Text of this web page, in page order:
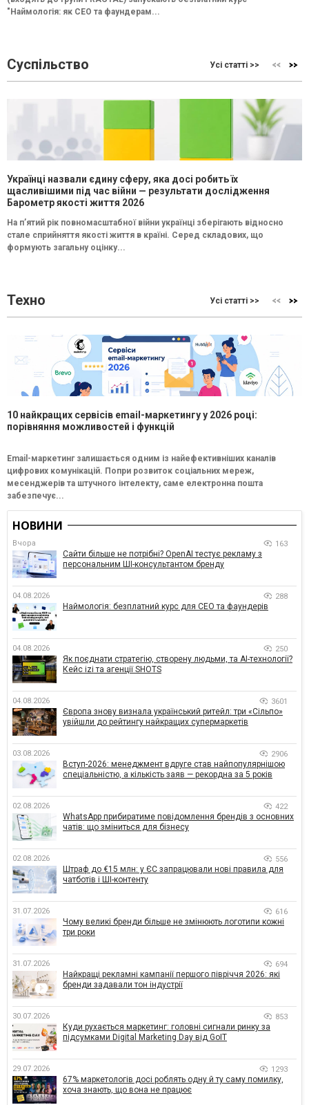
"Наймологія: як СEO та фаундерам...
Суспільство Усі статті >>
Українці назвали єдину сферу, яка досі робить їх
щасливішими під час війни — результати дослідження
Барометр якості життя 2026
На п’ятий рік повномасштабної війни українці зберігають відносно
стале сприйняття якості життя в країні. Серед складових, що
формують загальну оцінку...
Техно Усі статті >>
10 найкращих сервісів email-маркетингу у 2026 році:
порівняння можливостей і функцій
Email-маркетинг залишається одним із найефективніших каналів
цифрових комунікацій. Попри розвиток соціальних мереж,
месенджерів та штучного інтелекту, саме електронна пошта
забезпечує...
НОВИНИ
Вчора 163
Сайти більше не потрібні? OpenAI тестує рекламу з
персональним ШІ-консультантом бренду
04.08.2026 288
Наймологія: безплатний курс для CEO та фаундерів
04.08.2026 250
Як поєднати стратегію, створену людьми, та AI-технології?
Кейс izi та агенції SHOTS
04.08.2026 3601
Європа знову визнала український ритейл: три «Сільпо»
увійшли до рейтингу найкращих супермаркетів
03.08.2026 2906
Вступ-2026: менеджмент вдруге став найпопулярнішою
спеціальністю, а кількість заяв — рекордна за 5 років
02.08.2026 422
WhatsApp прибиратиме повідомлення брендів з основних
чатів: що зміниться для бізнесу
02.08.2026 556
Штраф до €15 млн: у ЄС запрацювали нові правила для
чатботів і ШІ-контенту
31.07.2026 616
Чому великі бренди більше не змінюють логотипи кожні
три роки
31.07.2026 694
Найкращі рекламні кампанії першого півріччя 2026: які
бренди задавали тон індустрії
30.07.2026 853
Куди рухається маркетинг: головні сигнали ринку за
підсумками Digital Marketing Day від GoIT
29.07.2026 1293
67% маркетологів досі роблять одну й ту саму помилку,
хоча знають, що вона не працює